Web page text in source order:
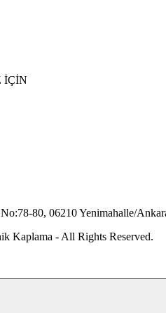
İÇİN
80, 06210 Yenimahalle/
Kaplama - All Rights Reserved.